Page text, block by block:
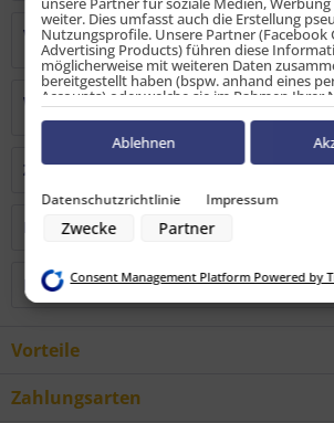
Verantwortliche Person
Warn-/Sicherheitshinweise
Zubehör 1
Kunden kauften auch
Kunden haben sich ebenfalls angesehen
Vorteile
Zahlungsarten
weiter. Dies umfasst auch die Erstellung
Nutzungsprofile. Unsere Partner (Facebook
Advertising Products) führen diese
möglicherweise mit weiteren Daten
bereitgestellt haben (bspw. anhand eines
Accounts) oder welche sie im Rahmen Ihrer
Dienste gesammelt haben (bspw.
Geräte). Ihre Einwilligung zur Nutzung von
können Sie jederzeit widerrufen, indem Sie
Datenschutz-Button links unten klicken und
Zwecke der Datenverarbeitung durch unsere
Speichern von oder Zugriff auf Informationen
Verwendung von Profilen zur Auswahl
Messung der Performance von Inhalten
Entwicklung und Verbesserung der Angebote
Verwendung reduzierter Daten zur Auswahl
Datenschutzrichtlinie Impressum
Zwecke Partner
Ablehnen
Consent Management Platform Powered by